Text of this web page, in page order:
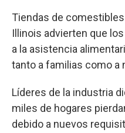
Tiendas de
Illinois advierten que
a la asistencia
tanto a familias como a
Líderes de la industria
miles de hogares
debido a nuevos